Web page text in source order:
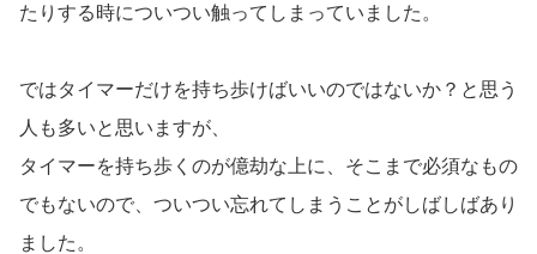
たりする時についつい触ってしまっていました。
ではタイマーだけを持ち歩けばいいのではないか？と思う
人も多いと思いますが、
タイマーを持ち歩くのが億劫な上に、そこまで必須なもの
でもないので、ついつい忘れてしまうことがしばしばあり
ました。